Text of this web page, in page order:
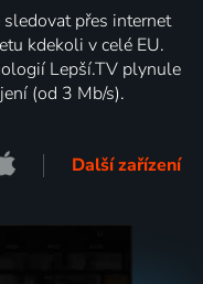
přes internet
kdekoli v celé EU.
Lepší.TV plynule
(od 3 Mb/s).
Další zařízení